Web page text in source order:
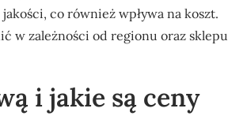
co również wpływa na koszt.
w zależności od regionu oraz sklepu
i jakie są ceny